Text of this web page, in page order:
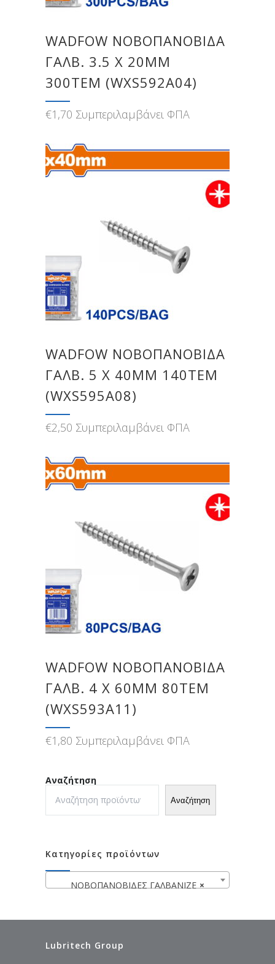
WADFOW ΝΟΒΟΠΑΝΟΒΙΔΑ
ΓΑΛΒ. 3.5 Χ 20MM
300TEM (WXS592A04)
€1,70 Συμπεριλαμβάνει ΦΠΑ
WADFOW ΝΟΒΟΠΑΝΟΒΙΔΑ
ΓΑΛΒ. 5 Χ 40MM 140TEM
(WXS595A08)
€2,50 Συμπεριλαμβάνει ΦΠΑ
WADFOW ΝΟΒΟΠΑΝΟΒΙΔΑ
ΓΑΛΒ. 4 Χ 60MM 80TEM
(WXS593A11)
€1,80 Συμπεριλαμβάνει ΦΠΑ
Αναζήτηση
Αναζήτηση
Κατηγορίες προϊόντων
×
ΝΟΒΟΠΑΝΟΒΙΔΕΣ ΓΑΛΒΑΝΙΖΕ
Lubritech Group